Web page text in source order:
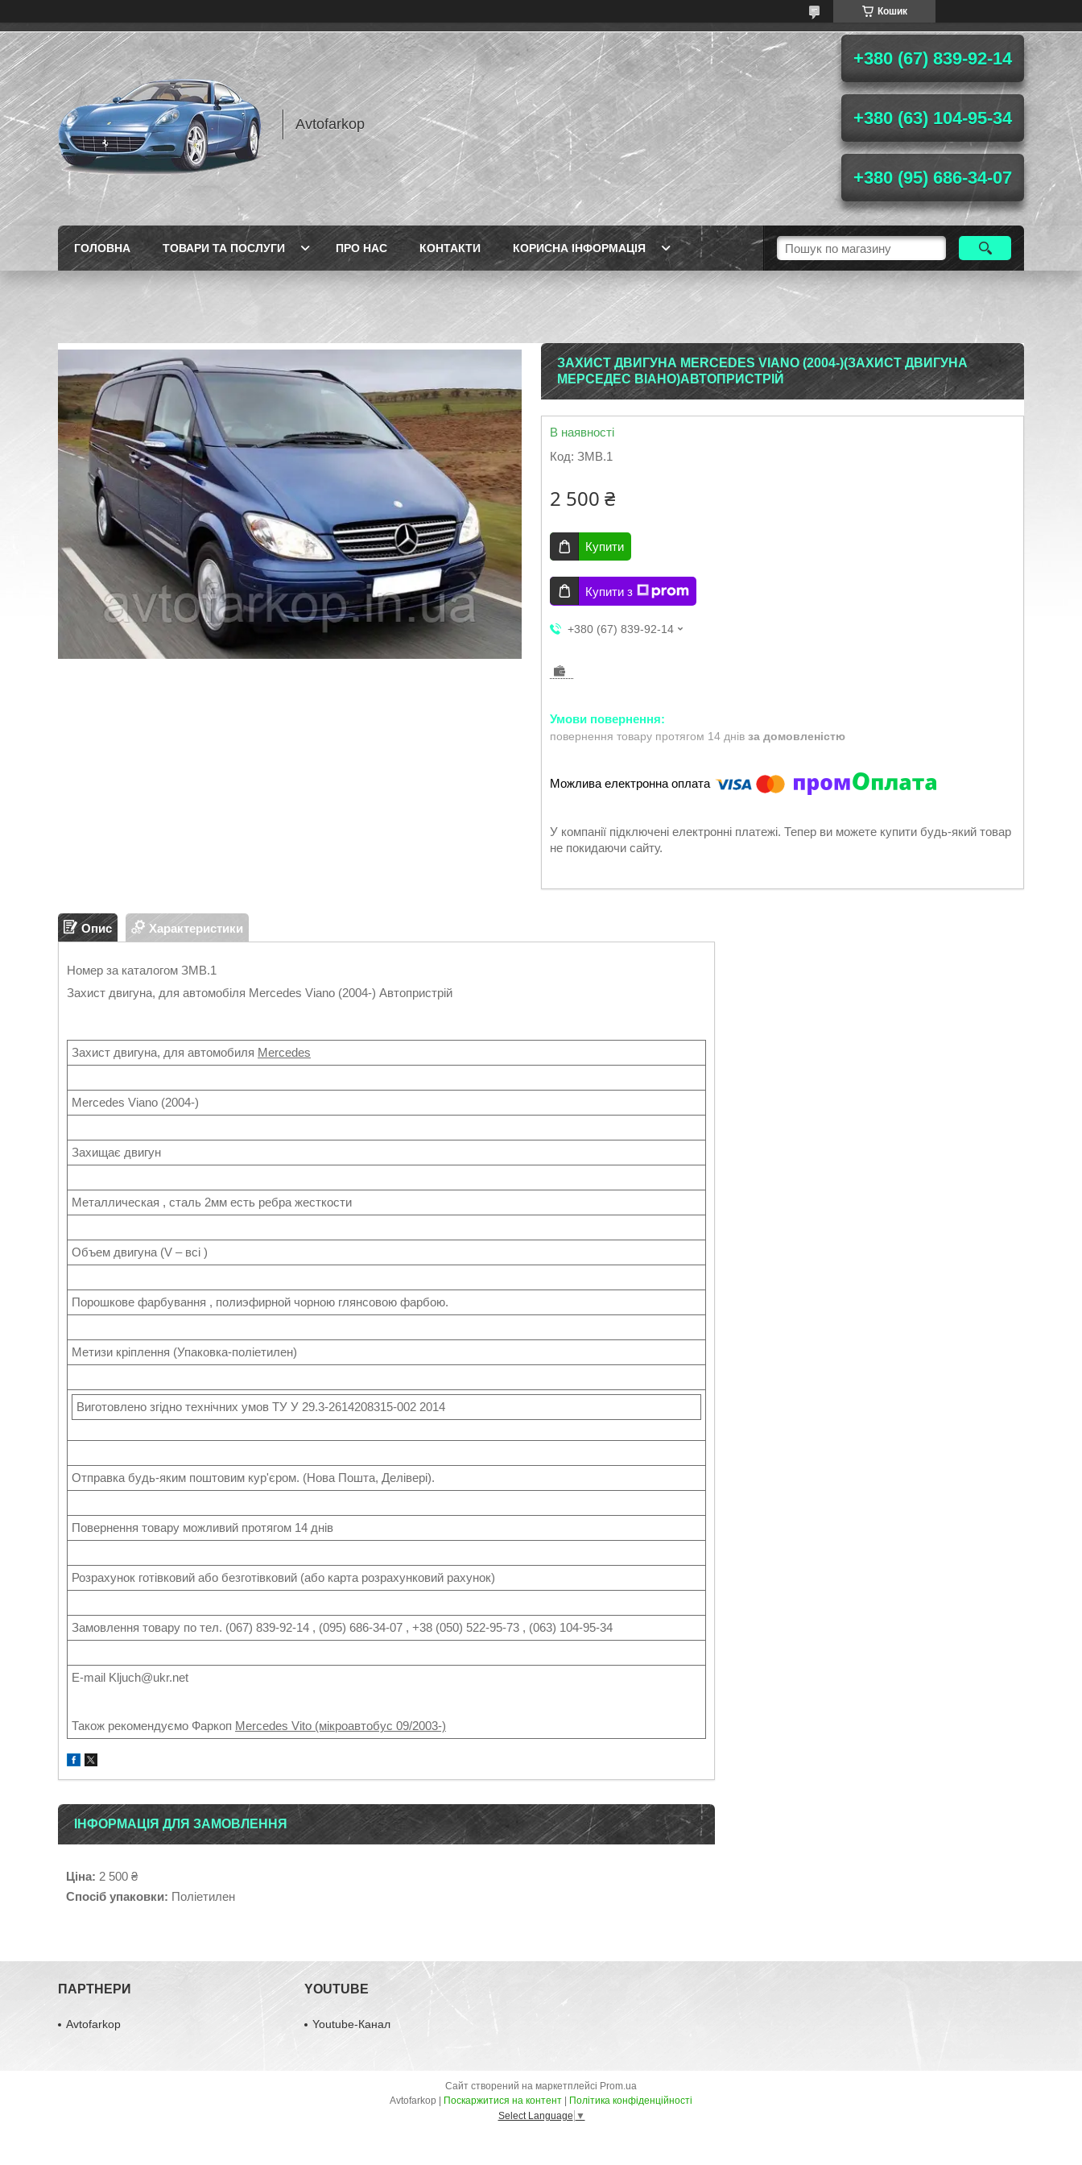
Кошик
Avtofarkop
+380 (67) 839-92-14
+380 (63) 104-95-34
+380 (95) 686-34-07
ГОЛОВНА ТОВАРИ ТА ПОСЛУГИ ПРО НАС КОНТАКТИ КОРИСНА ІНФОРМАЦІЯ
ЗАХИСТ ДВИГУНА MERCEDES VIANO (2004-)(ЗАХИСТ ДВИГУНА
МЕРСЕДЕС ВІАНО)АВТОПРИСТРІЙ
В наявності
Код: ЗМВ.1
2 500 ₴
Купити
Купити з
+380 (67) 839-92-14
повернення товару протягом 14 днів за домовленістю
У компанії підключені електронні платежі. Тепер ви можете купити будь-який товар
не покидаючи сайту.
Опис Характеристики
Номер за каталогом ЗМВ.1
Захист двигуна, для автомобіля Mercedes Viano (2004-) Автопристрій
Захист двигуна, для автомобиля Mercedes
Mercedes Viano (2004-)
Захищає двигун
Металлическая , сталь 2мм есть ребра жесткости
Объем двигуна (V – всі )
Порошкове фарбування , полиэфирной чорною глянсовою фарбою.
Метизи кріплення (Упаковка-поліетилен)
Виготовлено згідно технічних умов ТУ У 29.3-2614208315-002 2014
Отправка будь-яким поштовим кур'єром. (Нова Пошта, Делівері).
Повернення товару можливий протягом 14 днів
Розрахунок готівковий або безготівковий (або карта розрахунковий рахунок)
Замовлення товару по тел. (067) 839-92-14 , (095) 686-34-07 , +38 (050) 522-95-73 , (063) 104-95-34
Е-mail Kljuch@ukr.net
Також рекомендуємо Фаркоп Mercedes Vito (мікроавтобус 09/2003-)
ІНФОРМАЦІЯ ДЛЯ ЗАМОВЛЕННЯ
Ціна: 2 500 ₴
Спосіб упаковки: Поліетилен
ПАРТНЕРИ
Avtofarkop
YOUTUBE
Youtube-Канал
Сайт створений на маркетплейсі Prom.ua
Поскаржитися на контент
Політика конфіденційності
Select Language ▼